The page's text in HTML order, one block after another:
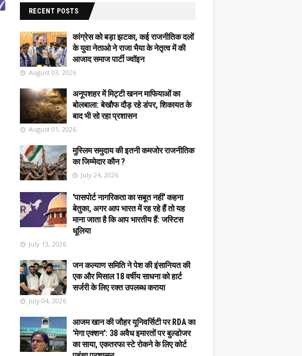
RECENT POSTS
कांग्रेस को बड़ा झटका, कई राजनीतिक दलों
के युवा नेताओ ने राजा भैया के नेतृत्व में की
आजाद समाज पार्टी ज्वॉइन
August 03, 2026
अनूपशहर में मिट्टी खनन माफियाओं का
बोलबाला: बेखौफ दौड़ रहे डंपर, शिकायत के
बाद भी सो रहा प्रशासन
August 01, 2026
मुस्लिम समुदाय की इतनी कमजोर राजनीतिक
का जिम्मेदार कौन ?
July 24, 2026
'पासपोर्ट नागरिकता का सबूत नहीं' कहना
बेतुका, अगर आप भारत में रह रहे हैं तो यह
माना जाता है कि आप भारतीय हैं: जस्टिस
धूलिया
July 13, 2026
जन कल्याण समिति ने पेश की इंसानियत की
एक और मिसाल 18 वर्षीय साधना को हार्ट
सर्जरी के लिए रक्त उपलब्ध कराया
July 04, 2026
आजम खान की जौहर यूनिवर्सिटी पर RDA का
'मेगा एक्शन': 38 अवैध इमारतों पर बुल्डोजर
का साया, एकतरफा स्टे रोकने के लिए कोर्ट